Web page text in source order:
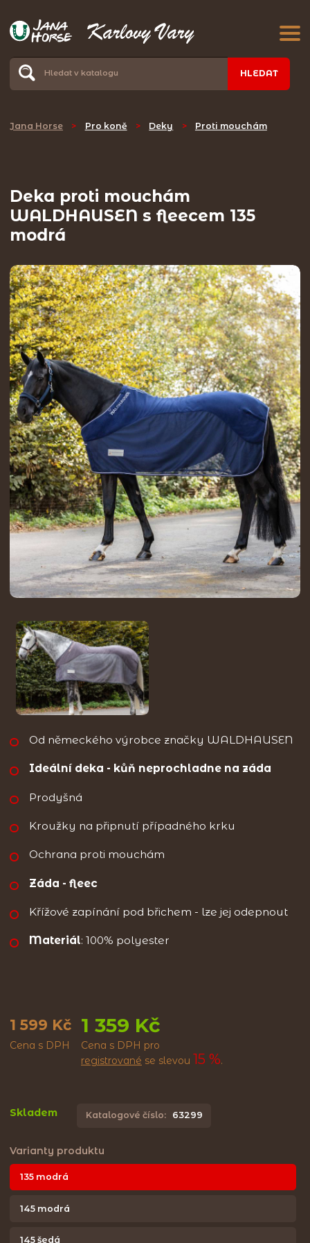
HLEDAT
Jana Horse > Pro koně > Deky > Proti mouchám
Deka proti mouchám
WALDHAUSEN s fleecem 135
modrá
Od německého výrobce značky WALDHAUSEN
Ideální deka - kůň neprochladne na záda
Prodyšná
Kroužky na připnutí případného krku
Ochrana proti mouchám
Záda - fleec
Křížové zapínání pod břichem - lze jej odepnout
Materiál: 100% polyester
1 599 Kč
Cena s DPH
1 359 Kč
Cena s DPH pro
registrované se slevou 15 %.
Skladem Katalogové číslo: 63299
Varianty produktu
135 modrá
145 modrá
145 šedá